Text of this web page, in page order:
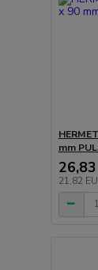
mm
26,83
21,82